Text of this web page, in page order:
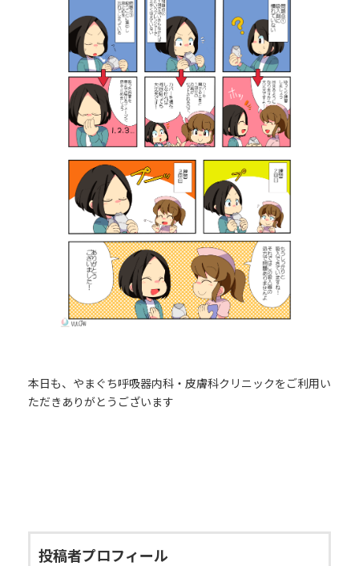
本日も、やまぐち呼吸器内科・皮膚科クリニックをご利用い
ただきありがとうございます
投稿者プロフィール